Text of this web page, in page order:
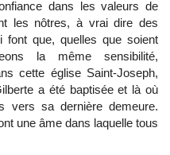
dans les valeurs de
les nôtres, à vrai dire des
font que, quelles que soient
la même sensibilité,
cette église Saint-Joseph,
a été baptisée et là où
vers sa dernière demeure.
une âme dans laquelle tous